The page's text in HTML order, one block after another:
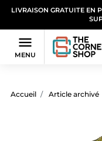
LIVRAISON GRATUITE EN

MENU
Accueil Article archivé